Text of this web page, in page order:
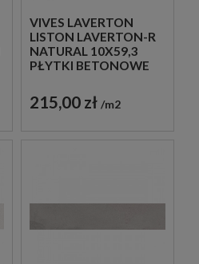
VIVES LAVERTON
LISTON LAVERTON-R
NATURAL 10X59,3
PŁYTKI BETONOWE
215,00 zł m2